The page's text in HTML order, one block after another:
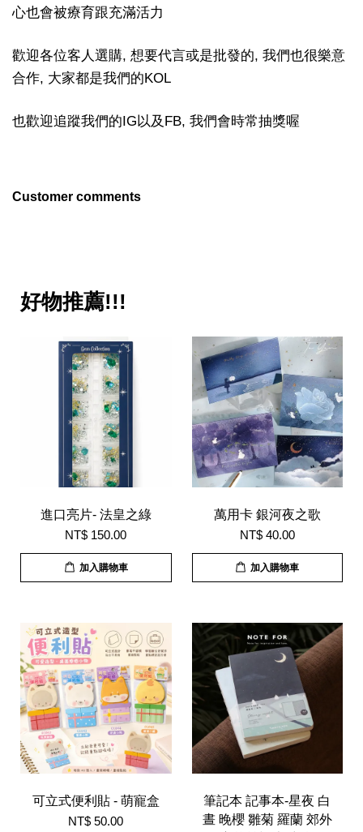
心也會被療育跟充滿活力
歡迎各位客人選購, 想要代言或是批發的, 我們也很樂意
合作, 大家都是我們的KOL
也歡迎追蹤我們的IG以及FB, 我們會時常抽獎喔
Customer comments
好物推薦!!!
進口亮片- 法皇之綠
NT$ 150.00
加入購物車
萬用卡 銀河夜之歌
NT$ 40.00
加入購物車
可立式便利貼 - 萌寵盒
NT$ 50.00
筆記本 記事本-星夜 白
晝 晚櫻 雛菊 羅蘭 郊外